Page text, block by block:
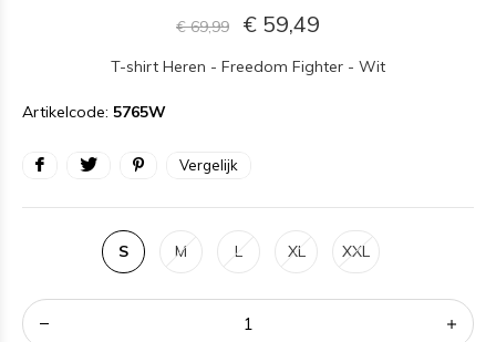
€ 69,99 € 59,49
T-shirt Heren - Freedom Fighter - Wit
Artikelcode: 5765W
Vergelijk
S M L XL XXL